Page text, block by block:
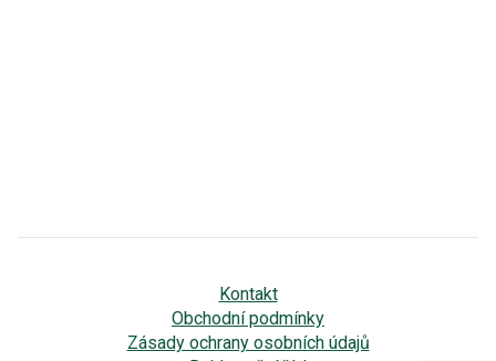
Kontakt
Obchodní podmínky
Zásady ochrany osobních údajů